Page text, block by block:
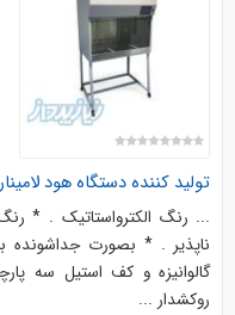
تولید کننده دستگاه هود
ناپذیر . * بصورت جداشونده
روکشدار ...